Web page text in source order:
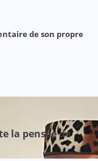
de son propre
la pensée de